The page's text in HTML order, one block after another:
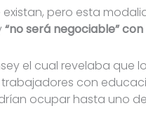
pero esta
“no será negociable”
el cual revelaba que
trabajadores con
ocupar hasta uno